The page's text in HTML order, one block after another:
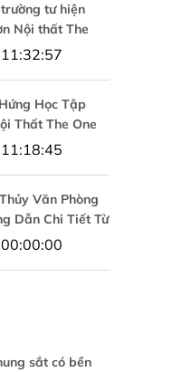
tư hiện
Nội thất The
11:32:57
Học Tập
Thất The One
11:18:45
Văn Phòng
Dẫn Chi Tiết Từ
00:00:00
sắt có bền